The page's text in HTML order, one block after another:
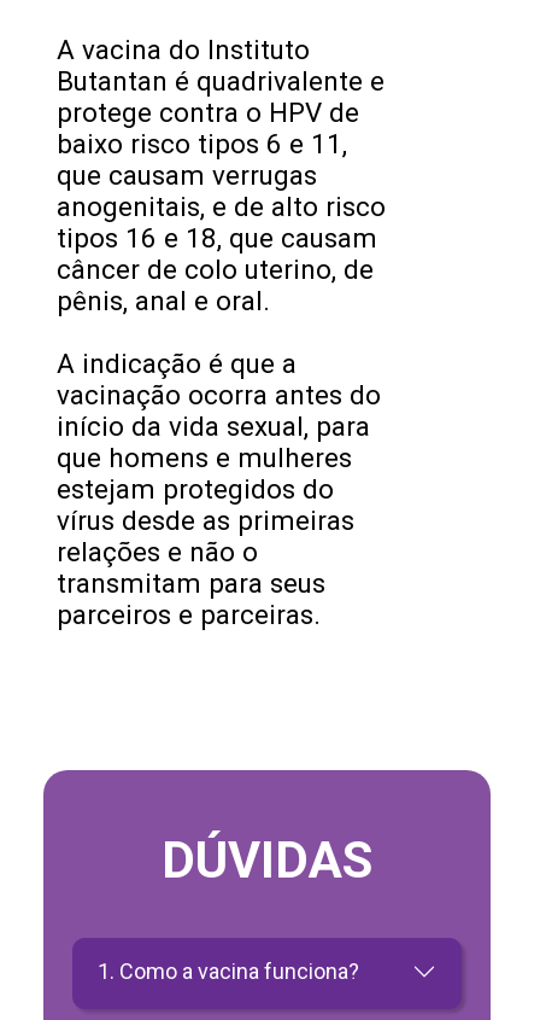
A vacina do Instituto
Butantan é quadrivalente e
protege contra o HPV de
baixo risco tipos 6 e 11,
que causam verrugas
anogenitais, e de alto risco
tipos 16 e 18, que causam
câncer de colo uterino, de
pênis, anal e oral.
A indicação é que a
vacinação ocorra antes do
início da vida sexual, para
que homens e mulheres
estejam protegidos do
vírus desde as primeiras
relações e não o
transmitam para seus
parceiros e parceiras.
DÚVIDAS
1. Como a vacina funciona?